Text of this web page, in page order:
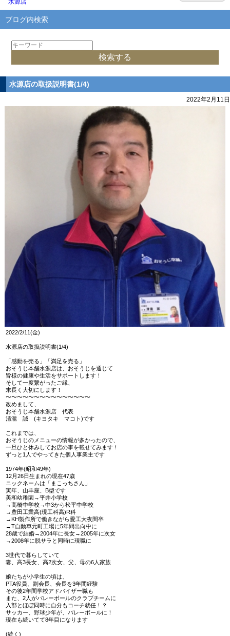
ブログ内検索
水源店の取扱説明書(1/4)
2022年2月11日
2022/2/11(金)
水源店の取扱説明書(1/4)
「感動を売る」「満足を売る」
おそうじ本舗水源店は、おそうじを通じて
皆様の健康や生活をサポートします！
そして一度繋がったご縁、
末長く大切にします！
〜〜〜〜〜〜〜〜〜〜〜〜〜〜〜
改めまして、
おそうじ本舗水源店 代表
清瀧 誠 (キヨタキ マコト)です
これまでは、
おそうじのメニューの情報が多かったので、
一旦ひと休みしてお店の事を載せてみます！
ずっと1人でやってきた個人事業主です
1974年(昭和49年)
12月26日生まれの現在47歳
ニックネームは「まこっちさん」
寅年、山羊座、B型です
美和幼稚園→平井小学校
→高橋中学校→中3から松平中学校
→豊田工業高(現工科高)R科
→KH製作所で働きながら愛工大夜間卒
→T自動車元町工場に5年間出向中に
28歳で結婚→2004年に長女→2005年に次女
→2008年に脱サラと同時に現職に
3世代で暮らしていて
妻、高3長女、高2次女、父、母の6人家族
娘たちが小学生の頃は、
PTA役員、副会長、会長を3年間経験
その後2年間学校アドバイザー職も
また、2人がバレーボールのクラブチームに
入部とほぼ同時に自分もコーチ就任！？
サッカー、野球少年が、バレーボールに！
現在も続いてて8年目になります
(続く)